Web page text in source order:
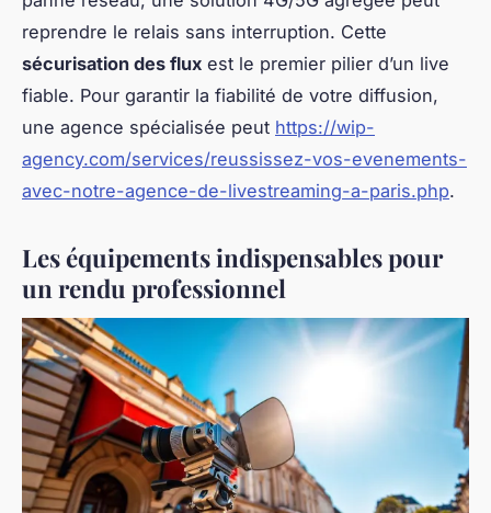
reprendre le relais sans interruption. Cette
sécurisation des flux est le premier pilier d’un live
fiable. Pour garantir la fiabilité de votre diffusion,
une agence spécialisée peut https://wip-
agency.com/services/reussissez-vos-evenements-
avec-notre-agence-de-livestreaming-a-paris.php.
Les équipements indispensables pour
un rendu professionnel